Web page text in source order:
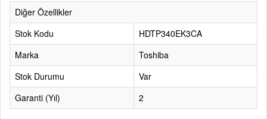
Diğer Özellikler
Stok Kodu
HDTP340EK3CA
Marka
Toshiba
Stok Durumu
Var
Garanti (Yıl)
2